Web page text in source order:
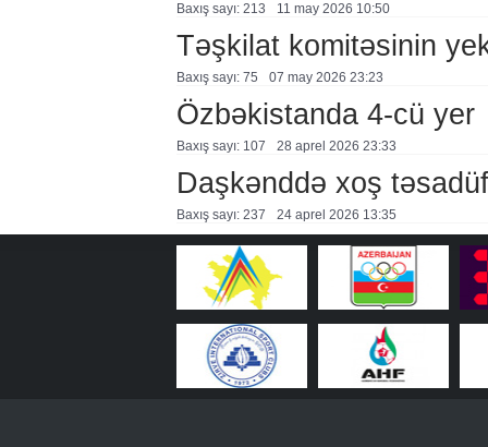
Baxış sayı: 213 11 may 2026 10:50
Təşkilat komitəsinin
Baxış sayı: 75 07 may 2026 23:23
Özbəkistanda 4-cü yer
Baxış sayı: 107 28 aprel 2026 23:33
Daşkənddə xoş təsadüf
Baxış sayı: 237 24 aprel 2026 13:35